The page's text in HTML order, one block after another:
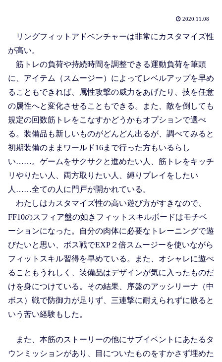
2020.11.08
リングフィットアドベンチャーは非常にカスタマイズ性
が高い。
筋トレの負荷や持続時間を調整できる運動負荷を筆頭
に、アイテム（スムージー）によってレベルアップを早め
ることもできれば、属性攻撃の威力をあげたり、技を任意
の属性へと変化させることもできる。また、敵を倒しても
規定の回数筋トレをこなすかどうかもオプションで選べ
る。装備品も新しいものがどんどん出るが、調べてみると
初期装備のままワールド16まで行った方もいるらし
い……。ゲームをサクサクと進めたい人、筋トレをキッチ
リやりたい人、両方取りたい人、縛りプレイをしたい
人……全ての人に門戸が開かれている。
わたしはカスタマイズ性の高い遊び方がすきなので、
FF10のスフィア盤の如きフィットスキルボードはモチベ
ーションになった。自分の肉体に必要なトレーニングで遊
びたいと思い、ボス戦でEXP２倍スムージーを使いながら
フィットスキル習得を早めている。また、オシャレに遊べ
ることもうれしく、装備品はデザインが気に入ったものだ
けを身につけている。その結果、序盤のアッシリーナ（中
ボス）戦で防御力が足りず、三連撃に耐えられずに散ると
いう苦い経験もした。
また、本筋のストーリーの他にサブイベントにあたるタ
ウンミッションがあり、目についたものをすかさず埋めた